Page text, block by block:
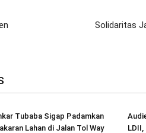
Solidaritas
Tubaba Sigap Padamkan
Lahan di Jalan Tol Way